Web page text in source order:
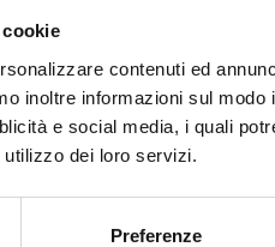
Welcome
Are you
contenuti ed
inoltre informazioni sul
e social media, i quali
dei loro servizi.
Preferenze
SIGN IN